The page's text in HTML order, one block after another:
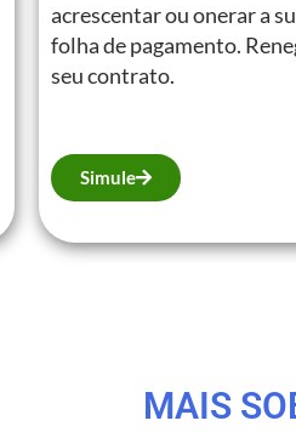
acrescentar ou onerar a
folha de pagamento.
seu contrato.
Simule
MAIS